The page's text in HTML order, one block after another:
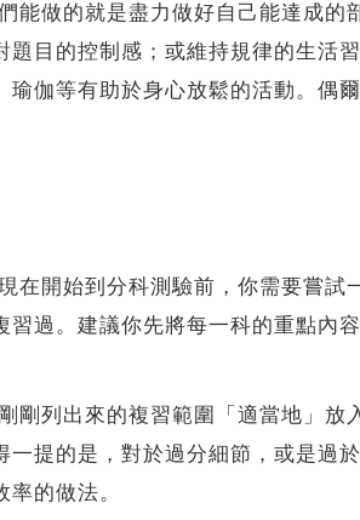
做的就是盡力做好自己能達成的
目的控制感；或維持規律的生活
伽等有助於身心放鬆的活動。偶
開始到分科測驗前，你需要嘗試
過。建議你先將每一科的重點內
列出來的複習範圍「適當地」放
提的是，對於過分細節，或是過
的做法。